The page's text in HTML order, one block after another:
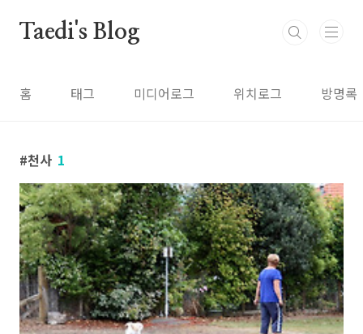
Taedi's Blog
홈 태그 미디어로그 위치로그 방명록
천사 1